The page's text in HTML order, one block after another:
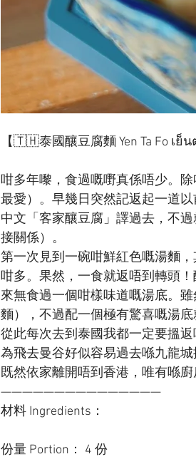
【🇹🇭泰國釀豆腐麵 Yen Ta Fo เย็น
咁多年嚟，食過嘅嘢真係唔少。
最愛）。早幾日突然記返起一道
中文「客家釀豆腐」譯過去，不
接關係）。
第一次見到一碗咁鮮紅色嘅湯麵
咁多。果然，一食就返唔到轉頭
來無食過一個咁樣味道嘅湯底。
麵），不過配一個極有驚喜嘅湯
從此每次去到泰國我都一定要搵
為飛去曼谷好似容易過去喺九龍
既然依家離開唔到香港，唯有喺
———————————————
材料 Ingredients：
份量 Portion： 4 份